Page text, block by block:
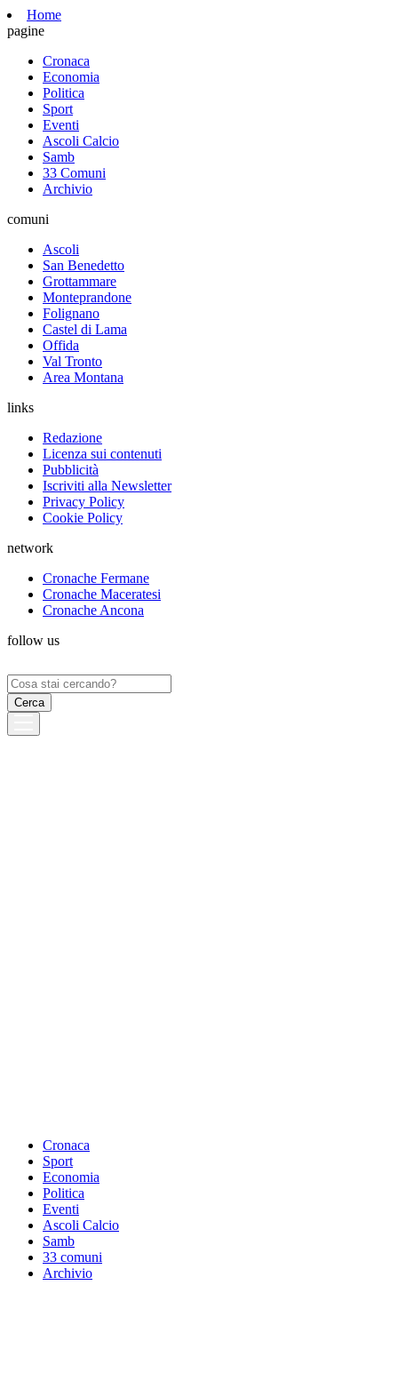
Home
pagine
Cronaca
Economia
Politica
Sport
Eventi
Ascoli Calcio
Samb
33 Comuni
Archivio
comuni
Ascoli
San Benedetto
Grottammare
Monteprandone
Folignano
Castel di Lama
Offida
Val Tronto
Area Montana
links
Redazione
Licenza sui contenuti
Pubblicità
Iscriviti alla Newsletter
Privacy Policy
Cookie Policy
network
Cronache Fermane
Cronache Maceratesi
Cronache Ancona
follow us
Ricerca
per:
Cronaca
Sport
Economia
Politica
Eventi
Ascoli Calcio
Samb
33 comuni
Archivio